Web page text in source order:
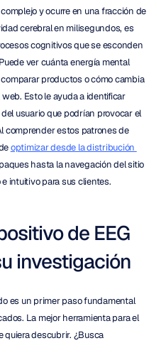
y ocurre en una fracción de
cerebral en milisegundos, es
cognitivos que se esconden
ver cuánta energía mental
productos o cómo cambia
Esto le ayuda a identificar
usuario que podrían provocar el
comprender estos patrones de
optimizar desde la distribución
hasta la navegación del sitio
intuitivo para sus clientes.
de EEG
investigación
es un primer paso fundamental
La mejor herramienta para el
quiera descubrir. ¿Busca